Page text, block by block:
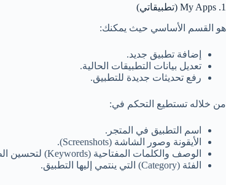
1. My Apps (تطبيقاتي)
هو القسم الأساسي حيث يمكنك:
إضافة تطبيق جديد.
تعديل بيانات التطبيقات الحالية.
رفع تحديثات جديدة للتطبيق.
من خلاله تستطيع التحكم في:
اسم التطبيق في المتجر.
الأيقونة وصور الشاشة (Screenshots).
الوصف والكلمات المفتاحية (Keywords) لتحسين الظهور.
الفئة (Category) التي ينتمي إليها التطبيق.